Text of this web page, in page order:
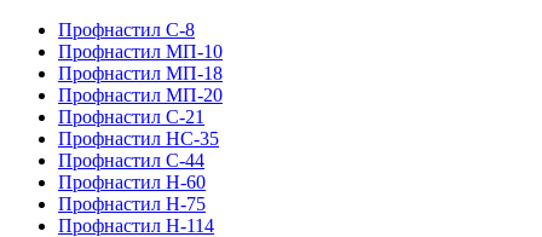
Профнастил С-8
Профнастил МП-10
Профнастил МП-18
Профнастил МП-20
Профнастил С-21
Профнастил НС-35
Профнастил С-44
Профнастил Н-60
Профнастил Н-75
Профнастил Н-114